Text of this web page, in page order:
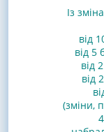
Із
від
від 5
від
від
(зміни,